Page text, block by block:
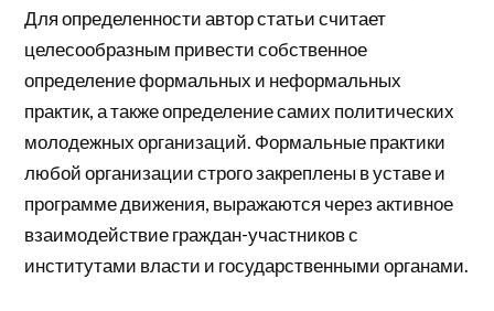
Для определенности автор статьи считает
целесообразным привести собственное
определение формальных и неформальных
практик, а также определение самих политических
молодежных организаций. Формальные практики
любой организации строго закреплены в уставе и
программе движения, выражаются через активное
взаимодействие граждан-участников с
институтами власти и государственными органами.